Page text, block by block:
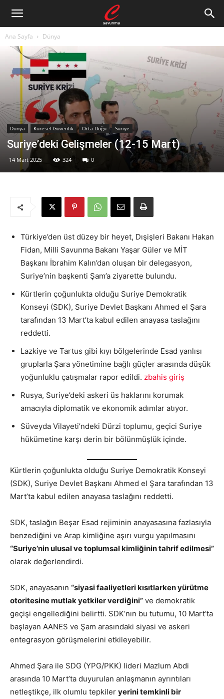
Ana Sayfa Dünya
Dünya Küresel Güvenlik Orta Doğu Suriye
Suriye’deki Gelişmeler (12-15 Mart)
14 Mart 2025 324 0
Türkiye’den üst düzey bir heyet, Dışişleri Bakanı Hakan
Fidan, Milli Savunma Bakanı Yaşar Güler ve MİT
Başkanı İbrahim Kalın’dan oluşan bir delegasyon,
Suriye’nin başkenti Şam’a ziyarette bulundu.
Kürtlerin çoğunlukta olduğu Suriye Demokratik
Konseyi (SDK), Suriye Devlet Başkanı Ahmed el Şara
tarafından 13 Mart’ta kabul edilen anayasa taslağını
reddetti.
Lazkiye ve Tartus gibi kıyı bölgelerinde Esad yanlısı
gruplarla Şara yönetimine bağlı güçler arasında düşük
yoğunluklu çatışmalar rapor edildi. zbahis giriş
Rusya, Suriye’deki askeri üs haklarını korumak
amacıyla diplomatik ve ekonomik adımlar atıyor.
Süveyda Vilayeti’ndeki Dürzi toplumu, geçici Suriye
hükümetine karşı derin bir bölünmüşlük içinde.
Kürtlerin çoğunlukta olduğu Suriye Demokratik Konseyi
(SDK), Suriye Devlet Başkanı Ahmed el Şara tarafından 13
Mart’ta kabul edilen anayasa taslağını reddetti.
SDK, taslağın Beşar Esad rejiminin anayasasına fazlasıyla
benzediğini ve Arap kimliğine aşırı vurgu yapılmasını
“Suriye’nin ulusal ve toplumsal kimliğinin tahrif edilmesi”
olarak değerlendirdi.
SDK, anayasanın “siyasi faaliyetleri kısıtlarken yürütme
otoritesine mutlak yetkiler verdiğini” ve demokratik
geçişi engellediğini belirtti. SDK’nın bu tutumu, 10 Mart’ta
başlayan AANES ve Şam arasındaki siyasi ve askeri
entegrasyon görüşmelerini etkileyebilir.
Ahmed Şara ile SDG (YPG/PKK) lideri Mazlum Abdi
arasında 10 Mart’ta duyurulan anlaşmanın ayrıntıları
netleştikçe, ilk olumlu tepkiler yerini temkinli bir